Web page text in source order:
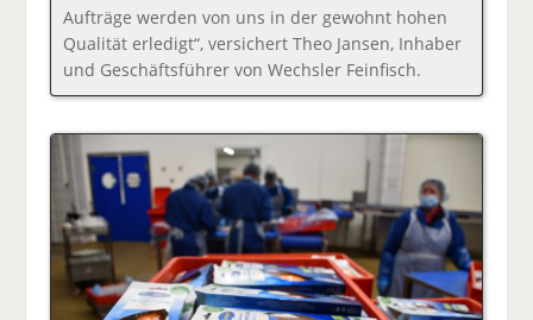
Aufträge werden von uns in der gewohnt hohen
Qualität erledigt“, versichert Theo Jansen, Inhaber
und Geschäftsführer von Wechsler Feinfisch.